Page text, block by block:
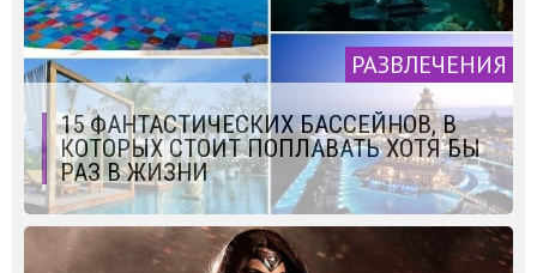
РАЗВЛЕЧЕНИЯ
15 ФАНТАСТИЧЕСКИХ БАССЕЙНОВ, В
КОТОРЫХ СТОИТ ПОПЛАВАТЬ ХОТЯ БЫ
РАЗ В ЖИЗНИ